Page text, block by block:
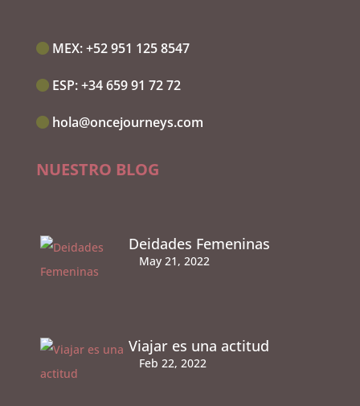
MEX:‭+52 951 125 8547
ESP:‭+34 659 91 72 72
hola@oncejourneys.com
NUESTRO BLOG
Deidades Femeninas
May 21, 2022
Viajar es una actitud
Feb 22, 2022